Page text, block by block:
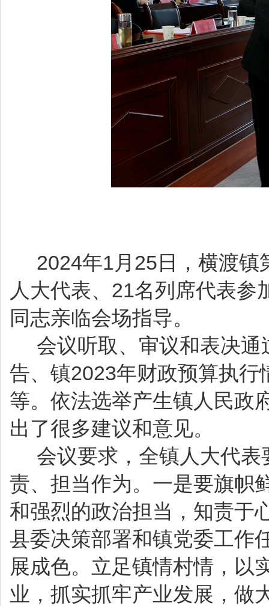
2024年1月25日，横渡镇
人大代表、21名列席代表
同志亲临会场指导。
会议听取、审议和表决通
告、镇2023年财政预算执
等。依法选举产生镇人民政
出了很多建议和意见。
会议要求，全镇人大代表
责、担当作为。一是要旗帜
和强烈的政治担当，知责于
县委决策部署和镇党委工作
展成色。立足镇情村情，以
业，抓实抓牢产业发展，做